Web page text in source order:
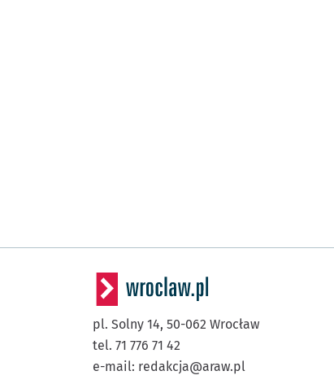
pl. Solny 14, 50-062 Wrocław
tel. 71 776 71 42
e-mail: redakcja@araw.pl